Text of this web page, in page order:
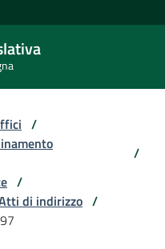
/
/
/
di indirizzo /